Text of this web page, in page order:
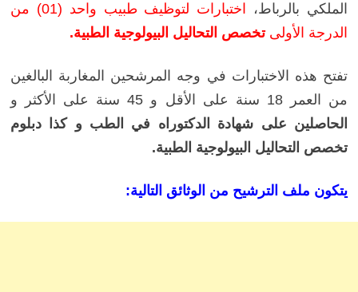
الملكي بالرباط،
اختبارات لتوظيف طبيب واحد (01) من
الدرجة الأولىتخصص التحاليل البيولوجية الطبية.
تفتح هذه الاختبارات في وجه المرشحين المغاربة البالغين
من العمر 18 سنة على الأقل و 45 سنة على الأكثر و
الحاصلين على شهادة الدكتوراه في الطب و كذا دبلوم
تخصص التحاليل البيولوجية الطبية.
يتكون ملف الترشيح من الوثائق التالية: